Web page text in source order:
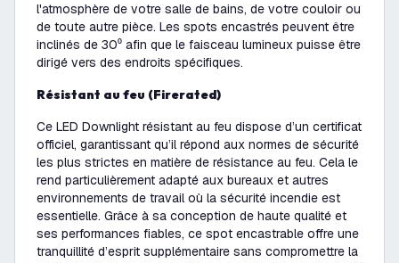
l'atmosphère de votre salle de bains, de votre couloir ou
de toute autre pièce. Les spots encastrés peuvent être
inclinés de 30⁰ afin que le faisceau lumineux puisse être
dirigé vers des endroits spécifiques.
Résistant au feu (Firerated)
Ce LED Downlight résistant au feu dispose d’un certificat
officiel, garantissant qu’il répond aux normes de sécurité
les plus strictes en matière de résistance au feu. Cela le
rend particulièrement adapté aux bureaux et autres
environnements de travail où la sécurité incendie est
essentielle. Grâce à sa conception de haute qualité et
ses performances fiables, ce spot encastrable offre une
tranquillité d’esprit supplémentaire sans compromettre la